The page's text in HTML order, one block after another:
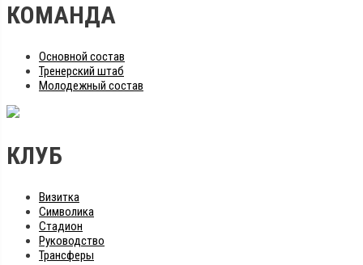
КОМАНДА
Основной состав
Тренерский штаб
Молодежный состав
КЛУБ
Визитка
Символика
Стадион
Руководство
Трансферы